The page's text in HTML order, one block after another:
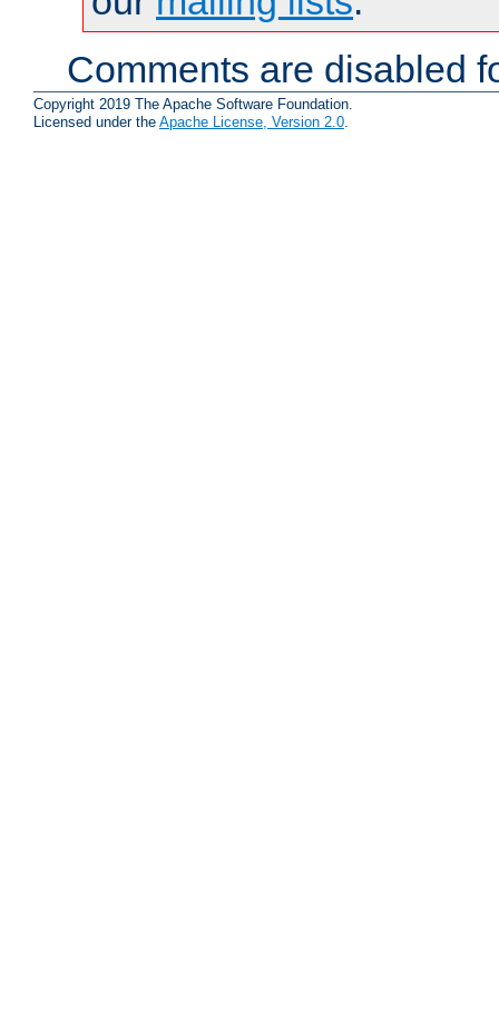
Comments are disabled
Copyright 2019 The Apache Software Foundation.
Licensed under the Apache License, Version 2.0